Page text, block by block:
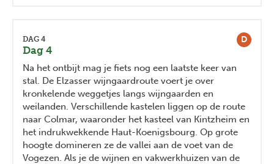
D
DAG 4
Dag 4
Na het ontbijt mag je fiets nog een laatste keer van
stal. De Elzasser wijngaardroute voert je over
kronkelende weggetjes langs wijngaarden en
weilanden. Verschillende kastelen liggen op de route
naar Colmar, waaronder het kasteel van Kintzheim en
het indrukwekkende Haut-Koenigsbourg. Op grote
hoogte domineren ze de vallei aan de voet van de
Vogezen. Als je de wijnen en vakwerkhuizen van de